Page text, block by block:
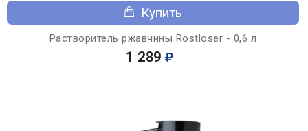
Купить
Растворитель ржавчины Rostloser - 0,6 л
1 289